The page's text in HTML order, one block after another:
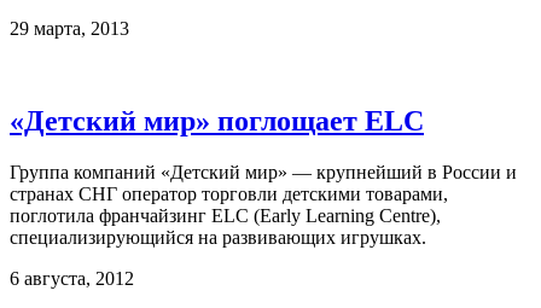
29 марта, 2013
«Детский мир» поглощает ELC
Группа компаний «Детский мир» — крупнейший в России и
странах СНГ оператор торговли детскими товарами,
поглотила франчайзинг ELC (Early Learning Centre),
специализирующийся на развивающих игрушках.
6 августа, 2012